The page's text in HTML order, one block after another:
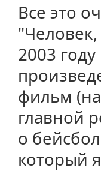
Все это
2003
фильм
главной
о
который